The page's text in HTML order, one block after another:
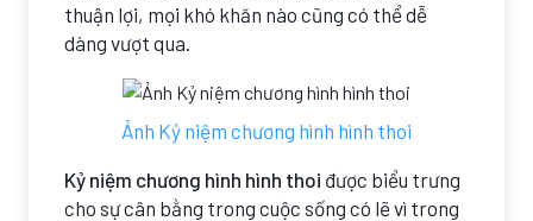
thuận lợi, mọi khó khăn nào cũng có thể dễ
dàng vượt qua.
Ảnh Kỷ niệm chương hình hình thoi
Kỷ niệm chương hình hình thoi được biểu trưng
cho sự cân bằng trong cuộc sống có lẽ vì trong